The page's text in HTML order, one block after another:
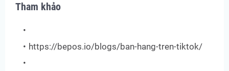
Tham khảo
https://bepos.io/blogs/ban-hang-tren-tiktok/